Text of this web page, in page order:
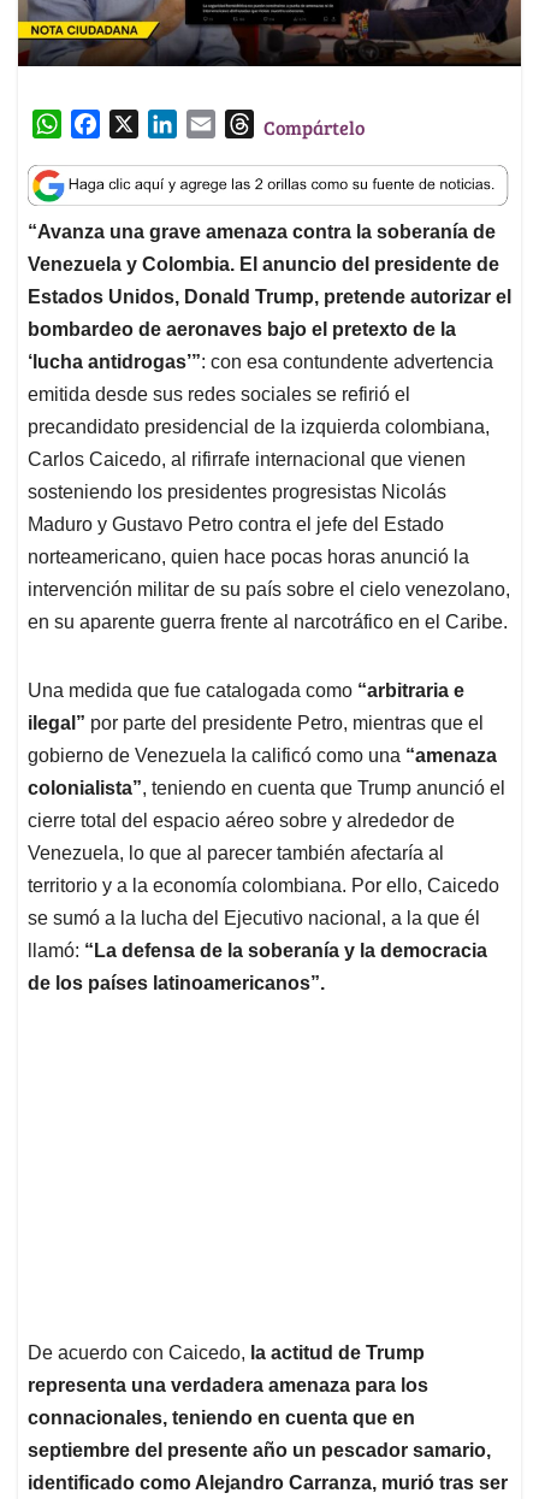
W
a
t
s
A
p
p
c
e
b
o
o
k
n
k
e
d
I
n
a
i
l
T
r
e
a
d
s
Compártelo
“Avanza una grave amenaza contra la soberanía de
Venezuela y Colombia. El anuncio del presidente de
Estados Unidos, Donald Trump, pretende autorizar el
bombardeo de aeronaves bajo el pretexto de la
‘lucha antidrogas’”: con esa contundente advertencia
emitida desde sus redes sociales se refirió el
precandidato presidencial de la izquierda colombiana,
Carlos Caicedo, al rifirrafe internacional que vienen
sosteniendo los presidentes progresistas Nicolás
Maduro y Gustavo Petro contra el jefe del Estado
norteamericano, quien hace pocas horas anunció la
intervención militar de su país sobre el cielo venezolano,
en su aparente guerra frente al narcotráfico en el Caribe.
Una medida que fue catalogada como “arbitraria e
ilegal” por parte del presidente Petro, mientras que el
gobierno de Venezuela la calificó como una “amenaza
colonialista”, teniendo en cuenta que Trump anunció el
cierre total del espacio aéreo sobre y alrededor de
Venezuela, lo que al parecer también afectaría al
territorio y a la economía colombiana. Por ello, Caicedo
se sumó a la lucha del Ejecutivo nacional, a la que él
llamó: “La defensa de la soberanía y la democracia
de los países latinoamericanos”.
De acuerdo con Caicedo, la actitud de Trump
representa una verdadera amenaza para los
connacionales, teniendo en cuenta que en
septiembre del presente año un pescador samario,
identificado como Alejandro Carranza, murió tras ser